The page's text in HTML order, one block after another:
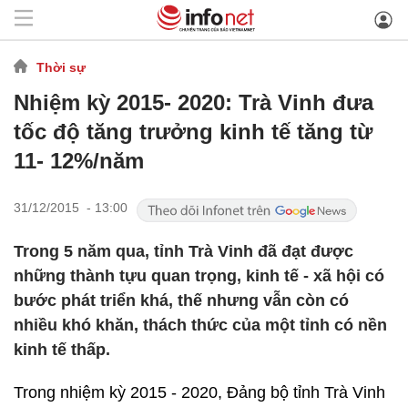
Thời sự
Nhiệm kỳ 2015- 2020: Trà Vinh đưa
tốc độ tăng trưởng kinh tế tăng từ
11- 12%/năm
31/12/2015 - 13:00
Trong 5 năm qua, tỉnh Trà Vinh đã đạt được
những thành tựu quan trọng, kinh tế - xã hội có
bước phát triển khá, thế nhưng vẫn còn có
nhiều khó khăn, thách thức của một tỉnh có nền
kinh tế thấp.
Trong nhiệm kỳ 2015 - 2020, Đảng bộ tỉnh Trà Vinh